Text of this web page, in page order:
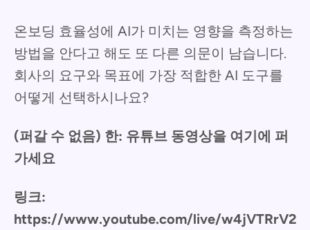
온보딩 효율성에 AI가 미치는 영향을 측정하는
방법을 안다고 해도 또 다른 의문이 남습니다.
회사의 요구와 목표에 가장 적합한 AI 도구를
어떻게 선택하시나요?
(퍼갈 수 없음) 한: 유튜브 동영상을 여기에 퍼
가세요
링크:
https://www.youtube.com/live/